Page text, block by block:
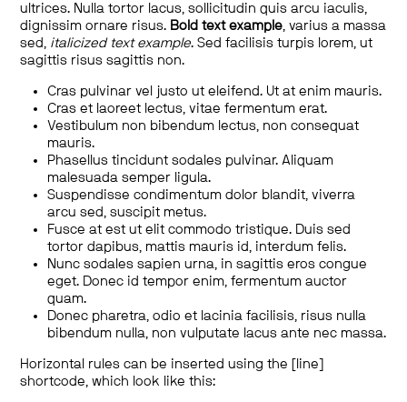
ultrices. Nulla tortor lacus, sollicitudin quis arcu iaculis,
dignissim ornare risus. Bold text example, varius a massa
sed, italicized text example. Sed facilisis turpis lorem, ut
sagittis risus sagittis non.
Cras pulvinar vel justo ut eleifend. Ut at enim mauris.
Cras et laoreet lectus, vitae fermentum erat.
Vestibulum non bibendum lectus, non consequat
mauris.
Phasellus tincidunt sodales pulvinar. Aliquam
malesuada semper ligula.
Suspendisse condimentum dolor blandit, viverra
arcu sed, suscipit metus.
Fusce at est ut elit commodo tristique. Duis sed
tortor dapibus, mattis mauris id, interdum felis.
Nunc sodales sapien urna, in sagittis eros congue
eget. Donec id tempor enim, fermentum auctor
quam.
Donec pharetra, odio et lacinia facilisis, risus nulla
bibendum nulla, non vulputate lacus ante nec massa.
Horizontal rules can be inserted using the [line]
shortcode, which look like this: